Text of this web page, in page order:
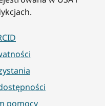
pomocy